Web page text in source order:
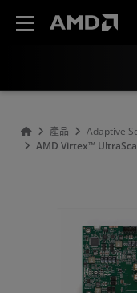
產品 Adaptive
AMD Virtex™